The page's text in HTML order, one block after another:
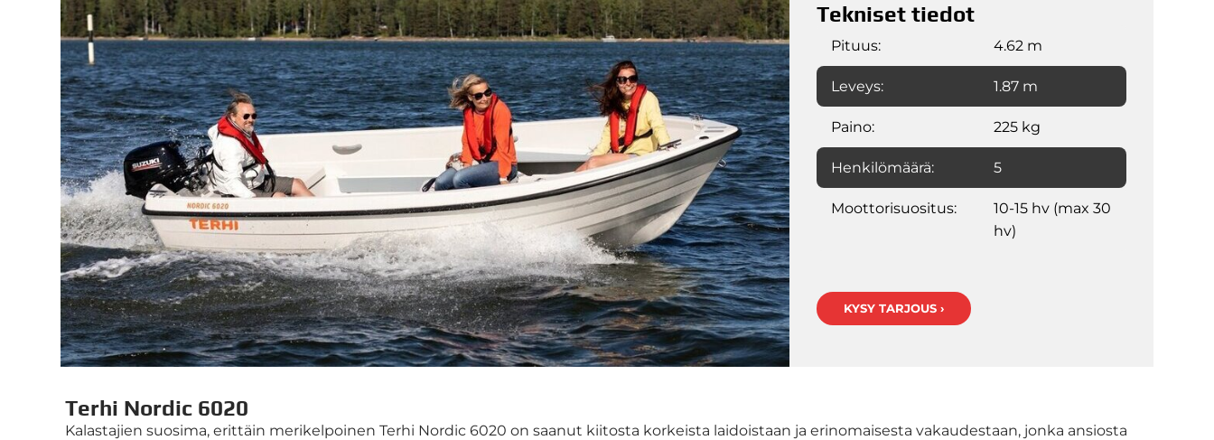
Tekniset tiedot
Pituus: 4.62 m
Leveys: 1.87 m
Paino: 225 kg
Henkilömäärä: 5
Moottorisuositus:
10-15 hv (max 30
hv)
KYSY TARJOUS ›
Terhi Nordic 6020
Kalastajien suosima, erittäin merikelpoinen Terhi Nordic 6020 on saanut kiitosta korkeista laidoistaan ja erinomaisesta vakaudestaan, jonka ansiosta